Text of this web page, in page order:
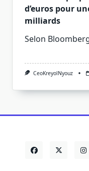
d’euros pour
milliards
Selon
CeoKreyolNyouz